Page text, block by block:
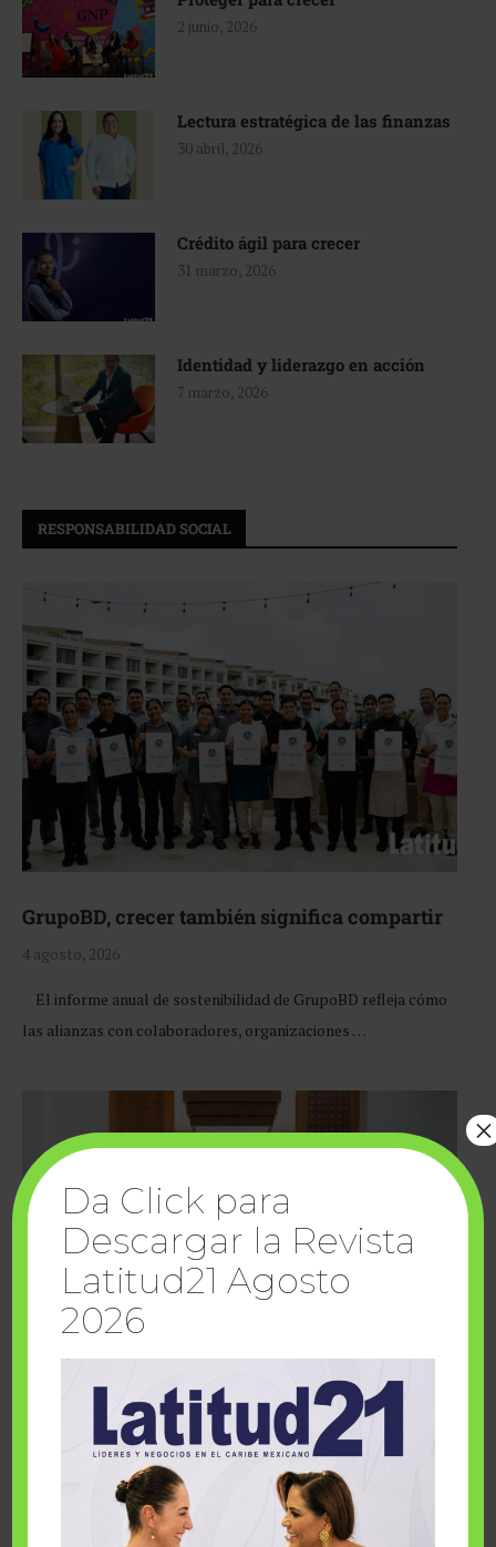
2 junio, 2026
Lectura estratégica de las finanzas
30 abril, 2026
Crédito ágil para crecer
31 marzo, 2026
Identidad y liderazgo en acción
7 marzo, 2026
RESPONSABILIDAD SOCIAL
GrupoBD, crecer también significa compartir
4 agosto, 2026
El informe anual de sostenibilidad de GrupoBD refleja cómo
las alianzas con colaboradores, organizaciones …
Cuando la solidaridad inspira; cumplen
sueños Fairmont Mayakoba y Make-A-Wish
Da Click para
Descargar la Revista
Latitud21 Agosto
2026
×